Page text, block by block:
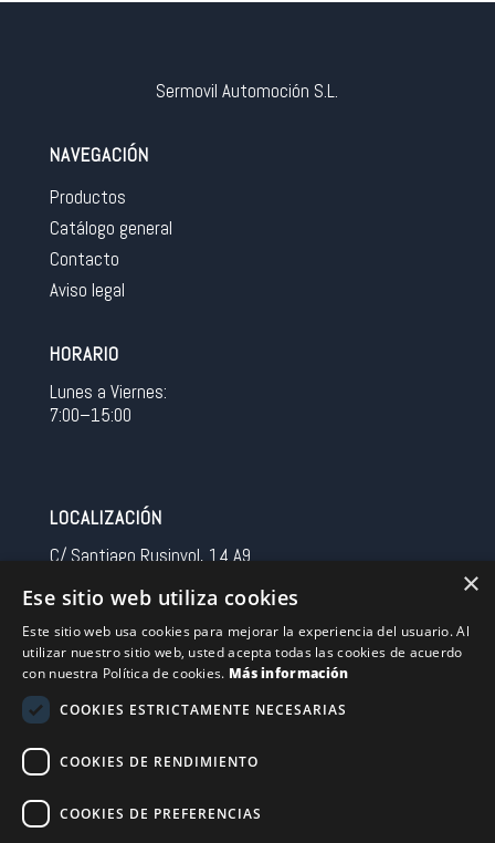
Sermovil Automoción S.L.
NAVEGACIÓN
Productos
Catálogo general
Contacto
Aviso legal
HORARIO
Lunes a Viernes:
7:00–15:00
LOCALIZACIÓN
C/ Santiago Rusinyol, 14 A9
Spain
CONTACTO
Tel 0034 93 713 37 30
sermovil@sertronic.es
Acceso intranet para representantes
×
Ese sitio web utiliza cookies
Este sitio web usa cookies para mejorar la experiencia del usuario. Al
utilizar nuestro sitio web, usted acepta todas las cookies de acuerdo
con nuestra Política de cookies. Más información
COOKIES ESTRICTAMENTE NECESARIAS
COOKIES DE RENDIMIENTO
COOKIES DE PREFERENCIAS